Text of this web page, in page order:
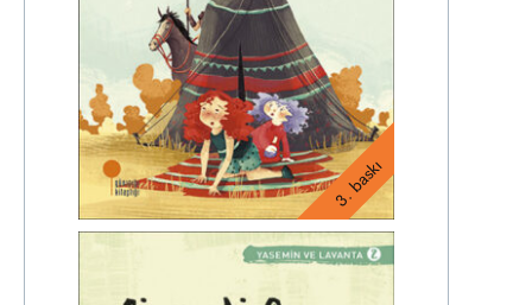
3. baskı